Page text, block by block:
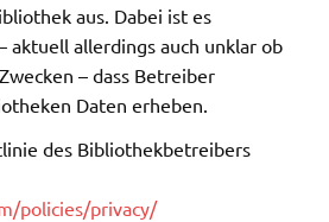
aus. Dabei ist es
aktuell allerdings auch unklar ob
– dass Betreiber
Daten erheben.
des Bibliothekbetreibers
policies/privacy/